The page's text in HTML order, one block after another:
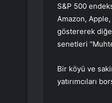
S&P 500
Amazon,
göstererek
senetleri
Bir köyü ve
yatırımcıları